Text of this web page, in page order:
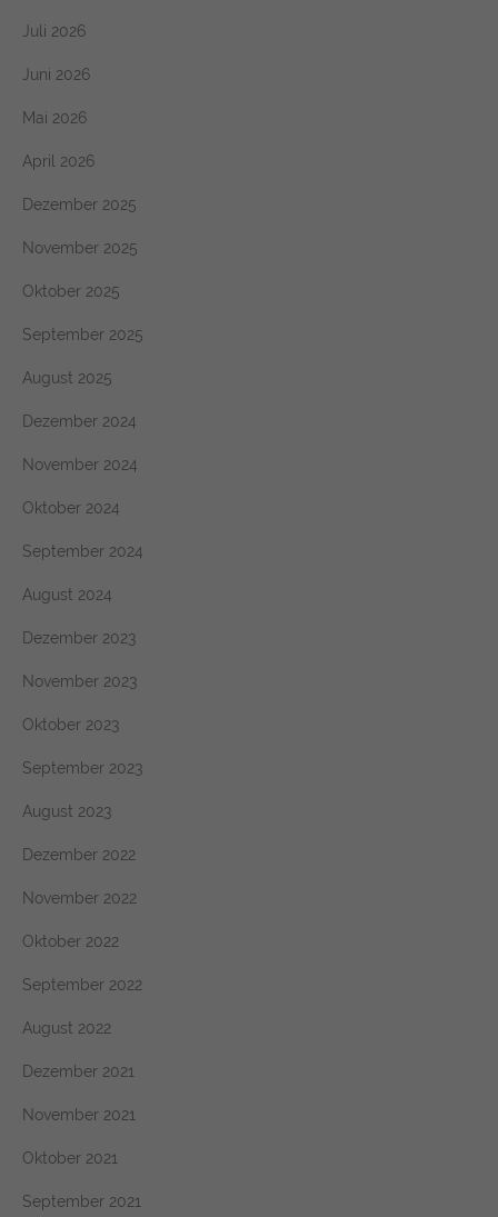
Juli 2026
Juni 2026
Mai 2026
April 2026
Dezember 2025
November 2025
Oktober 2025
September 2025
August 2025
Dezember 2024
November 2024
Oktober 2024
September 2024
August 2024
Dezember 2023
November 2023
Oktober 2023
September 2023
August 2023
Dezember 2022
November 2022
Oktober 2022
September 2022
August 2022
Dezember 2021
November 2021
Oktober 2021
September 2021